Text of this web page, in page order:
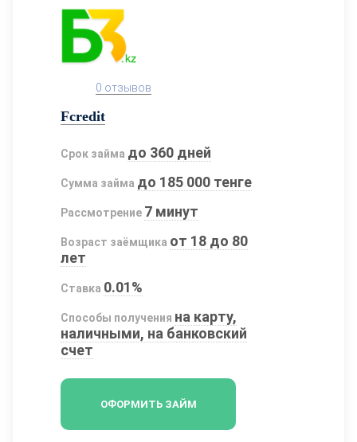
0 отзывов
Fcredit
Срок займа до 360 дней
Сумма займа до 185 000 тенге
Рассмотрение 7 минут
Возраст заёмщика от 18 до 80
лет
Ставка 0.01%
Способы получения на карту,
наличными, на банковский
счет
ОФОРМИТЬ ЗАЙМ